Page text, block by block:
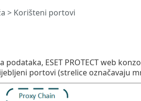
> Korišteni portovi
ESET PROTECT web
portovi (strelice označavaju